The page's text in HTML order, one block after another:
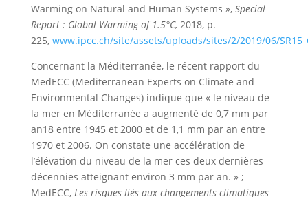
Warming on Natural and Human Systems », Special
Report : Global Warming of 1.5°C, 2018, p.
225, www.ipcc.ch/site/assets/uploads/sites/2/2019/06/
Concernant la Méditerranée, le récent rapport du
MedECC (Mediterranean Experts on Climate and
Environmental Changes) indique que « le niveau de
la mer en Méditerranée a augmenté de 0,7 mm par
an18 entre 1945 et 2000 et de 1,1 mm par an entre
1970 et 2006. On constate une accélération de
l’élévation du niveau de la mer ces deux dernières
décennies atteignant environ 3 mm par an. » ;
MedECC, Les risques liés aux changements climatiques